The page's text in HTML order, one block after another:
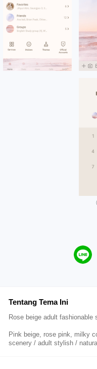
Tentang Tema Ini
Rose beige adult fashionable
Pink beige, rose pink, milky
scenery / adult stylish /